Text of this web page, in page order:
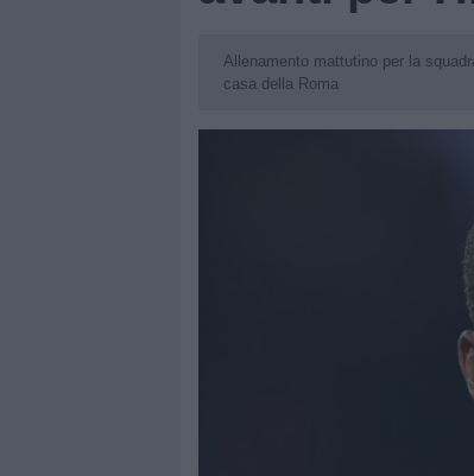
Allenamento mattutino per la
casa della Roma